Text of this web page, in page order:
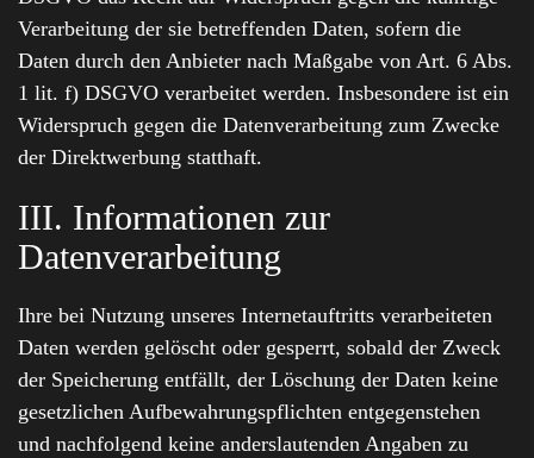
Verarbeitung der sie betreffenden Daten, sofern die
Daten durch den Anbieter nach Maßgabe von Art. 6 Abs.
1 lit. f) DSGVO verarbeitet werden. Insbesondere ist ein
Widerspruch gegen die Datenverarbeitung zum Zwecke
der Direktwerbung statthaft.
III. Informationen zur
Datenverarbeitung
Ihre bei Nutzung unseres Internetauftritts verarbeiteten
Daten werden gelöscht oder gesperrt, sobald der Zweck
der Speicherung entfällt, der Löschung der Daten keine
gesetzlichen Aufbewahrungspflichten entgegenstehen
und nachfolgend keine anderslautenden Angaben zu